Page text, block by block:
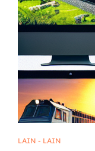
LAIN - LAIN